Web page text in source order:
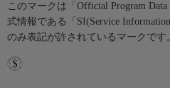
このマークは「Official Program
式情報である「SI(Service
のみ表記が許されているマークです